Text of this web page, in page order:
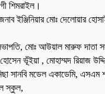
শিমরাইল।
ইঞ্জিনিয়ার মোঃ দেলোয়ার
মোঃ আউয়াল মারুফ দাতা
ভূঁইয়া , মোহাম্মদ রিয়াজ
সানবি মডেল একাডেমি, এসএম
স্কুল,